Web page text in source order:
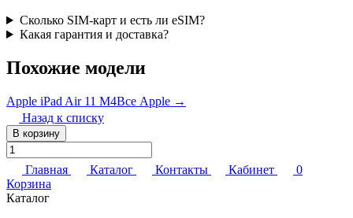
Сколько SIM-карт и есть ли eSIM?
Какая гарантия и доставка?
Похожие модели
Apple iPad Air 11 M4Все Apple →
Назад к списку
В корзину
Главная Каталог Контакты Кабинет
0
Корзина
Каталог